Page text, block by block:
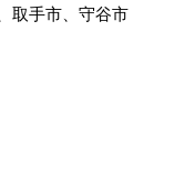
取手市、守谷市